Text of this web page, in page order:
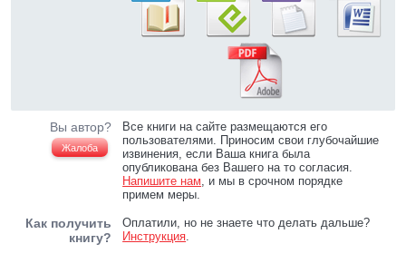
Вы автор?
Жалоба
Все книги на сайте размещаются его
пользователями. Приносим свои глубочайшие
извинения, если Ваша книга была
опубликована без Вашего на то согласия.
Напишите нам, и мы в срочном порядке
примем меры.
Как получить
книгу?
Оплатили, но не знаете что делать дальше?
Инструкция.